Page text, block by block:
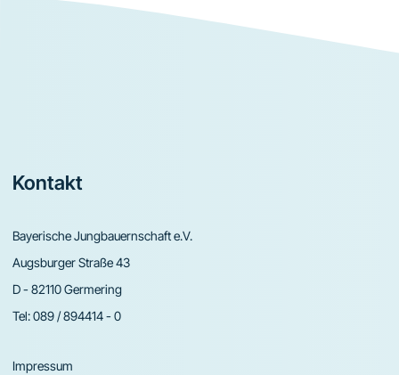
Footer
Kontakt
Bayerische Jungbauernschaft e.V.
Augsburger Straße 43
D - 82110 Germering
Tel:089 / 894414 - 0
Impressum